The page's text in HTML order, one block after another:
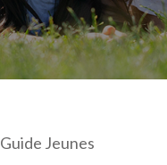
Guide Jeunes